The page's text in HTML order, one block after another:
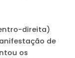
direita)
de
os